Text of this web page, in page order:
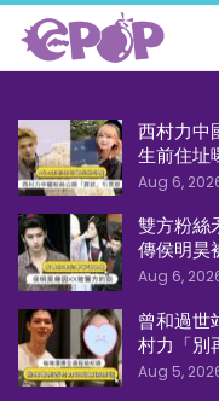
西村力中
生前住址
Aug 6,
雙方粉絲
傳侯明昊
Aug 6,
曾和過世
村力「別
Aug 5,